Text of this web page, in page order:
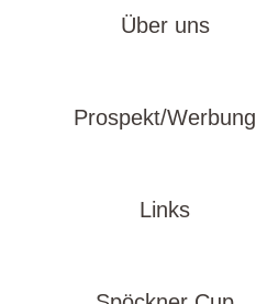
Über uns
Prospekt/Werbung
Links